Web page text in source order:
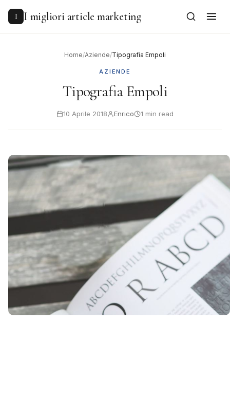
content
I I migliori article marketing
Home/Aziende/Tipografia Empoli
AZIENDE
Tipografia Empoli
10 Aprile 2018 Enrico 1 min read